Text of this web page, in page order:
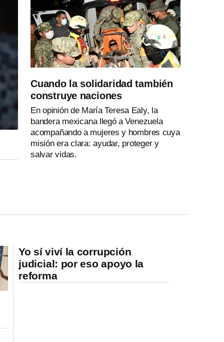
Cuando la solidaridad también
construye naciones
En opinión de María Teresa Ealy, la
bandera mexicana llegó a Venezuela
acompañando a mujeres y hombres cuya
misión era clara: ayudar, proteger y
salvar vidas.
Yo sí viví la corrupción
judicial: por eso apoyo la
reforma